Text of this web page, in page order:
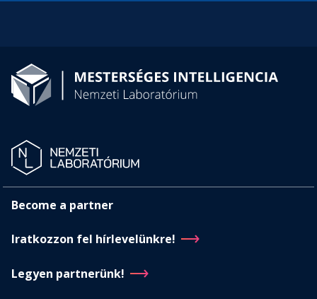
Become a partner
Iratkozzon fel hírlevelünkre!
Legyen partnerünk!